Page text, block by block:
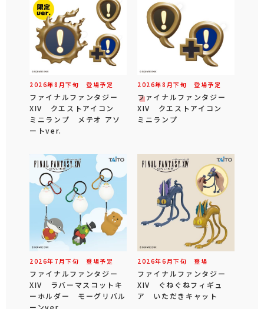
2026年8 月下旬 登場予定
ファイナルファンタジー
XIV クエストアイコン
ミニランプ メテオ アソ
ートver.
2026年8 月下旬 登場予定
ファイナルファンタジー
XIV クエストアイコン
ミニランプ
2026年 7 月下旬 登場予定
ファイナルファンタジー
XIV ラバーマスコットキ
ーホルダー モーグリバル
2026年6 月下旬 登場
ファイナルファンタジー
XIV ぐねぐねフィギュ
ア いただきキャット